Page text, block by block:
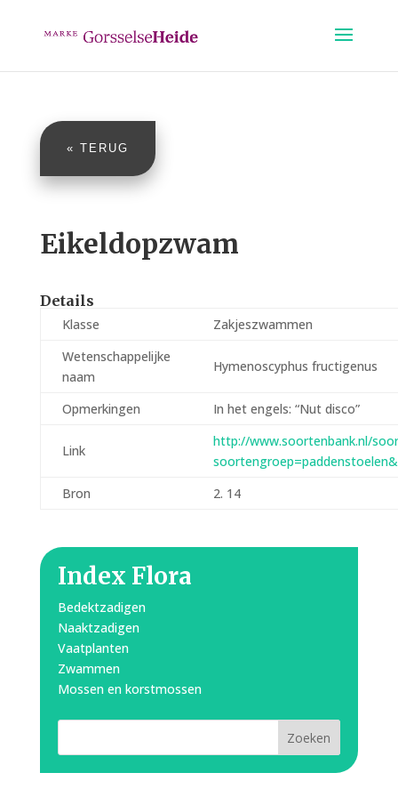
« TERUG
Eikeldopzwam
Details
Klasse
Zakjeszwammen
Wetenschappelijke
naam
Hymenoscyphus fructigenus
Opmerkingen In het engels: “Nut disco”
Link
http://www.soortenbank.nl/
Bron
2. 14
Index Flora
Bedektzadigen
Naaktzadigen
Vaatplanten
Zwammen
Mossen en korstmossen